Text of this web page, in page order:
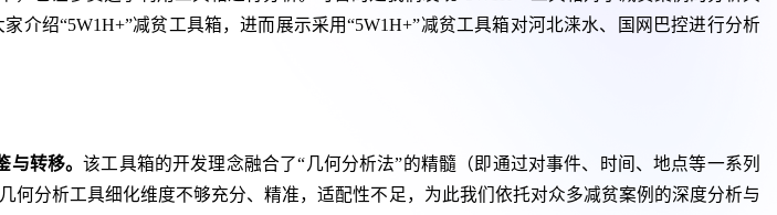
绍“5W1H+”减贫工具箱，进而展示采用“5W1H+”减贫工具箱对河北涞水、国网巴控进行分析
与转移。该工具箱的开发理念融合了“几何分析法”的精髓（即通过对事件、时间、地点等一系列
分析工具细化维度不够充分、精准，适配性不足，为此我们依托对众多减贫案例的深度分析与